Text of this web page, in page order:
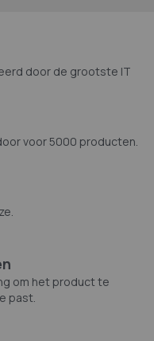
door de grootste IT
voor 5000 producten.
om het product te
past.